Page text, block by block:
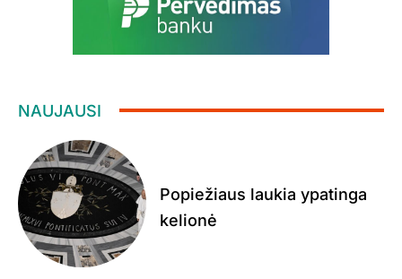
NAUJAUSI
Popiežiaus laukia ypatinga
kelionė